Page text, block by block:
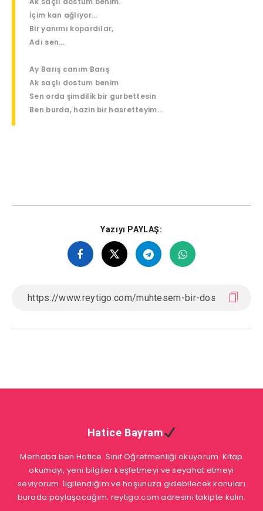
İçim kan ağlıyor…
Bir yanımı kopardılar,
Adı sen…
Ay Barış canım Barış
Ak saçlı dostum benim
Sen orda şimdilik bir gurbettesin
Ben burda, hazin bir hasretteyim…
Yazıyı PAYLAŞ:
Hatice Bayram
Merhaba ben Hatice. Sınıf Öğretmenliği okuyorum. Kitap
okumayı, yeni bilgiler keşfetmeyi ve seyahat etmeyi
seviyorum. İlgilendiğim ve hoşunuza gidebilecek konuları
burada paylaşacağım. reytigo.com adresini takipte kalın.